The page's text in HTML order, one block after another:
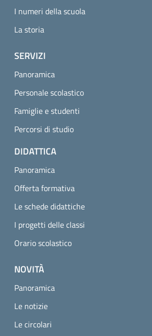
I numeri della scuola
La storia
SERVIZI
Panoramica
Personale scolastico
Famiglie e studenti
Percorsi di studio
DIDATTICA
Panoramica
Offerta formativa
Le schede didattiche
I progetti delle classi
Orario scolastico
NOVITÀ
Panoramica
Le notizie
Le circolari